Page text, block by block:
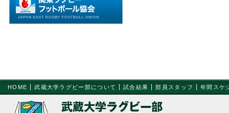
HOME 武蔵大学ラグビー部について 試合結果 部員スタッフ 年間スケ